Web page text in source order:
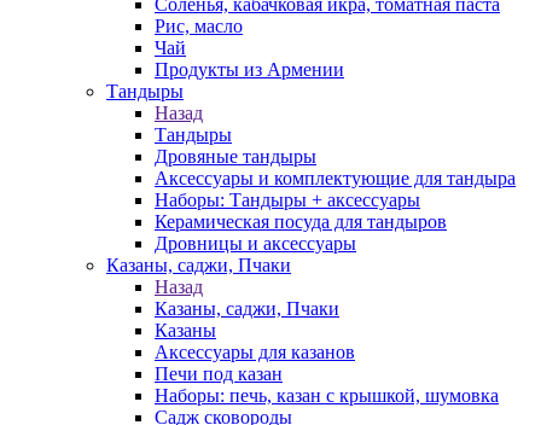
Соленья, кабачковая икра, томатная паста
Рис, масло
Чай
Продукты из Армении
Тандыры
Назад
Тандыры
Дровяные тандыры
Аксессуары и комплектующие для тандыра
Наборы: Тандыры + аксессуары
Керамическая посуда для тандыров
Дровницы и аксессуары
Казаны, саджи, Пчаки
Назад
Казаны, саджи, Пчаки
Казаны
Аксессуары для казанов
Печи под казан
Наборы: печь, казан с крышкой, шумовка
Садж сковороды